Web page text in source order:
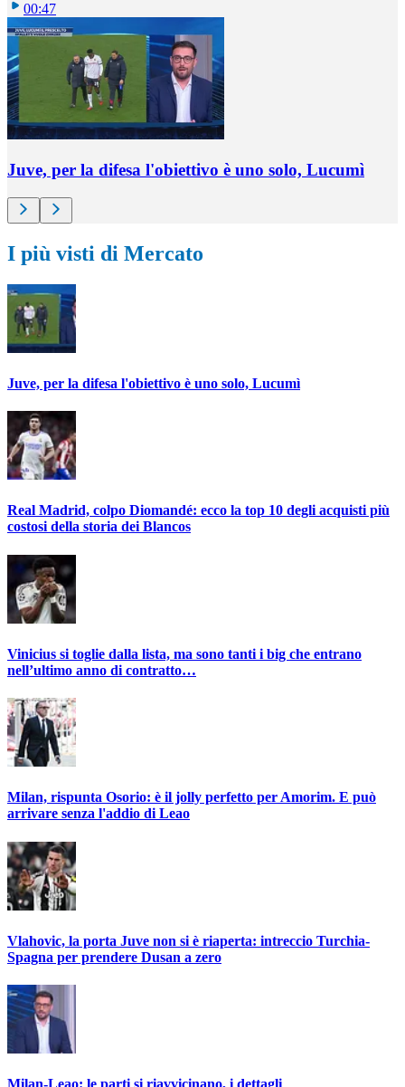
00:47
Juve, per la difesa l'obiettivo è uno solo, Lucumì
I più visti di Mercato
Juve, per la difesa l'obiettivo è uno solo, Lucumì
Real Madrid, colpo Diomandé: ecco la top 10 degli acquisti più
costosi della storia dei Blancos
Vinicius si toglie dalla lista, ma sono tanti i big che entrano
nell’ultimo anno di contratto…
Milan, rispunta Osorio: è il jolly perfetto per Amorim. E può
arrivare senza l'addio di Leao
Vlahovic, la porta Juve non si è riaperta: intreccio Turchia-
Spagna per prendere Dusan a zero